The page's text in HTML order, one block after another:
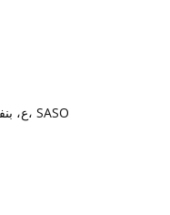
سي بي، م، EMC، ع، بنفايات، SASO